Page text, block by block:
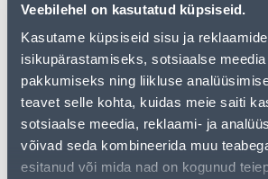
Veebilehel on kasutatud küpsiseid.
Kasutame küpsiseid sisu ja reklaamide
isikupärastamiseks, sotsiaalse
pakkumiseks ning liikluse
teavet selle kohta, kuidas meie saiti
sotsiaalse meedia, reklaami- ja
võivad seda kombineerida muu
esitanud või mida nad on kogunud
• 14-päevane tagastusõigus.
Калькулятор рассрочки
Депозит